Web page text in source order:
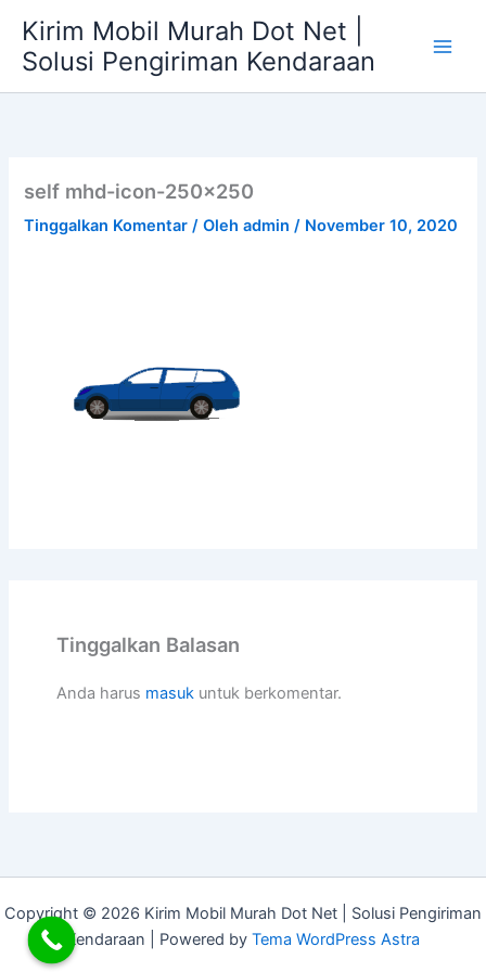
konten
Kirim Mobil Murah Dot Net |
Solusi Pengiriman Kendaraan
self mhd-icon-250×250
Tinggalkan Komentar / Olehadmin/ November 10, 2020
Tinggalkan Balasan
Anda harus masukuntuk berkomentar.
Copyright © 2026 Kirim Mobil Murah Dot Net | Solusi Pengiriman
Kendaraan | Powered by Tema WordPress Astra